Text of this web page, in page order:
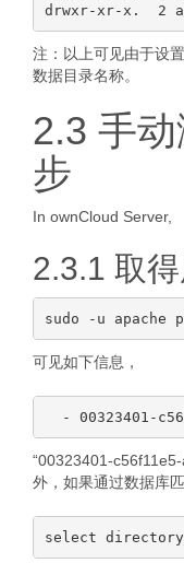
注：以上可见由于设
数据目录名称。
2.3 手
步
In ownCloud Server,
2.3.1 取
可见如下信息，
“00323401-
外，如果通过数据库